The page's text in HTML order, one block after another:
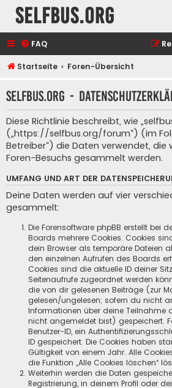
selfbus.org
FAQ
Startseite Foren-Übersicht
selfbus.org -
Diese Richtlinie beschreibt, wie
(„https://selfbus.org/forum“) (im
Betreiber“) die Daten verwendet, die
Foren-Besuchs gesammelt werden.
UMFANG UND ART DER
Deine Daten werden auf vier
gesammelt:
Die Forensoftware phpBB erstellt bei
Boards mehrere Cookies. Cookies
dein Browser als temporäre Dateien
den einzelnen Aufrufen des Boards
Cookies sind die aktuelle ID deiner
Seitenaufrufe zugeordnet werden
die von dir gelesenen Beiträge (zur
gelesen/ungelesen; sofern du nicht
Informationen über deine Teilnahme
nicht angemeldet bist) gespeichert.
Benutzer-ID, ein
ID gespeichert. Die Cookies haben
Gültigkeit von einem Jahr. Alle
die Funktion „Alle Cookies löschen“
Weiterhin werden die Daten
Registrierung, in deinem Profil oder